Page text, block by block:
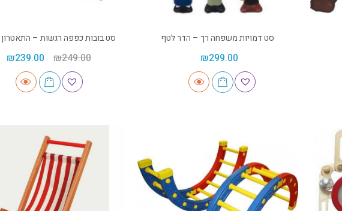
סט דמויות משפחה רך – הדר לטף
₪299.00
סט בובות כפפה רגשות – התאטרון
₪249.00
₪239.00